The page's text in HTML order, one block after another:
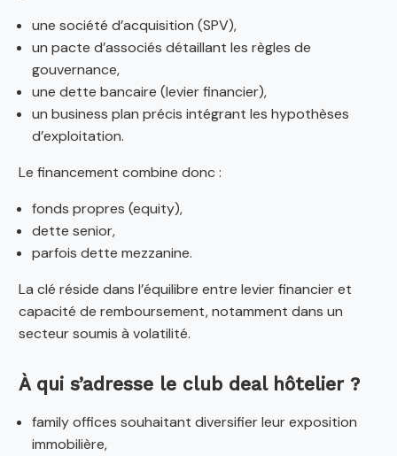
une société d’acquisition (SPV),
un pacte d’associés détaillant les règles de
gouvernance,
une dette bancaire (levier financier),
un business plan précis intégrant les hypothèses
d’exploitation.
Le financement combine donc :
fonds propres (equity),
dette senior,
parfois dette mezzanine.
La clé réside dans l’équilibre entre levier financier et
capacité de remboursement, notamment dans un
secteur soumis à volatilité.
À qui s’adresse le club deal hôtelier ?
family offices souhaitant diversifier leur exposition
immobilière,